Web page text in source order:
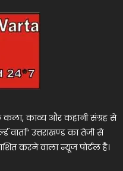
कला, काव्य और कहानी संग्रह से
उत्तराखण्ड का तेजी से
करने वाला न्यूज पोर्टल है।